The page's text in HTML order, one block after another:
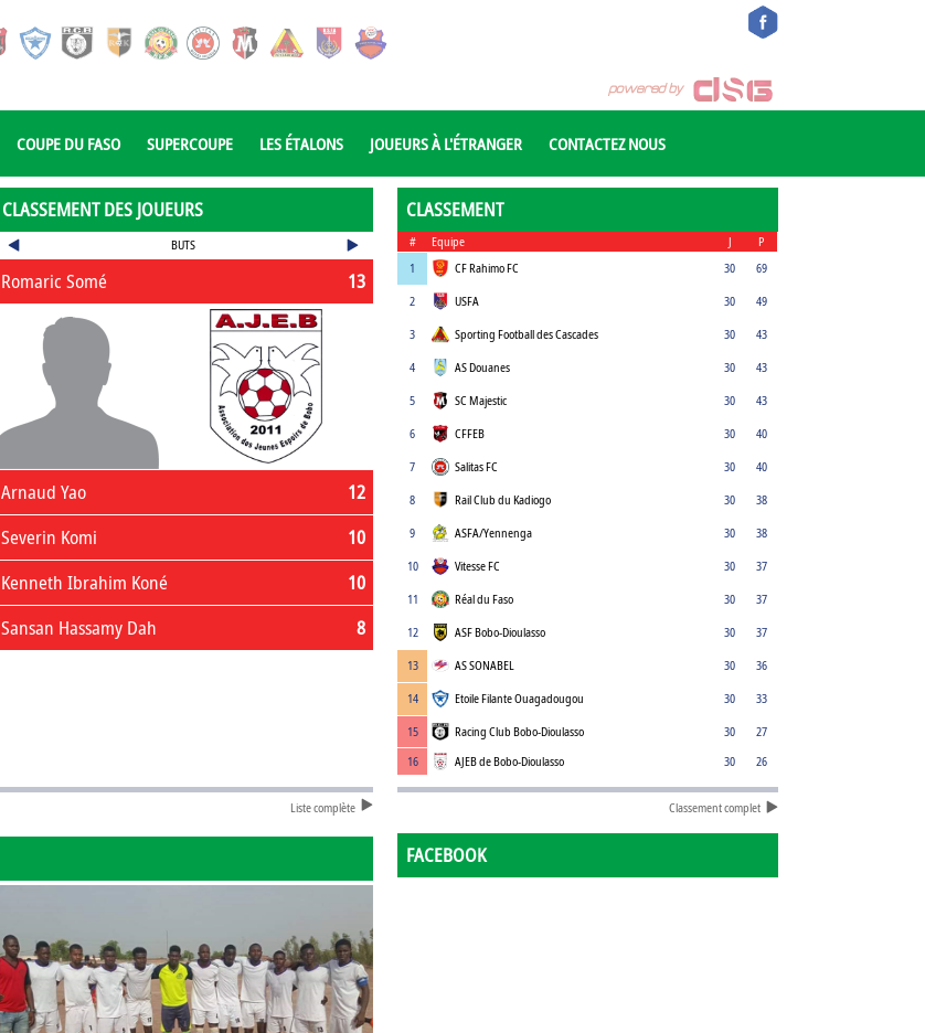
COUPE DU FASO SUPERCOUPE LES ÉTALONS JOUEURS À L'ÉTRANGER CONTACTEZ NOUS
CLASSEMENT DES JOUEURS
BUTS
13
Romaric Somé
12
Arnaud Yao
10
Severin Komi
10
Kenneth Ibrahim Koné
8
Sansan Hassamy Dah
Liste complète
CLASSEMENT
# Equipe J
P
1
CF Rahimo FC 30
69
2
USFA 30
49
3
Sporting Football des Cascades 30
43
4
AS Douanes 30
43
5
SC Majestic 30
43
6
CFFEB 30
40
7
Salitas FC 30
40
8
Rail Club du Kadiogo 30
38
9
ASFA/Yennenga 30
38
10
Vitesse FC 30
37
11
Réal du Faso 30
37
12
ASF Bobo-Dioulasso 30
37
13
AS SONABEL 30
36
14
Etoile Filante Ouagadougou 30
33
15
Racing Club Bobo-Dioulasso 30
27
16
AJEB de Bobo-Dioulasso 30 26
Classement complet
FACEBOOK